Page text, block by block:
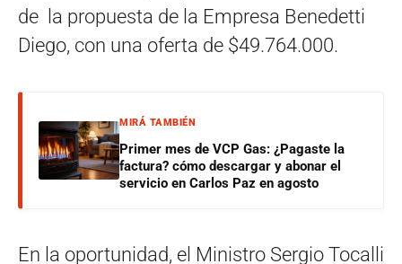
de la propuesta de la Empresa Benedetti
Diego, con una oferta de $49.764.000.
MIRÁ TAMBIÉN
Primer mes de VCP Gas: ¿Pagaste la
factura? cómo descargar y abonar el
servicio en Carlos Paz en agosto
En la oportunidad, el Ministro Sergio Tocalli